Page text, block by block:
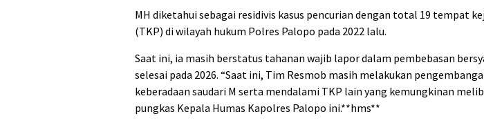
MH diketahui sebagai residivis kasus pencurian dengan total 19 tempat
(TKP) di wilayah hukum Polres Palopo pada 2022 lalu.
Saat ini, ia masih berstatus tahanan wajib lapor dalam pembebasan
selesai pada 2026. “Saat ini, Tim Resmob masih melakukan
keberadaan saudari M serta mendalami TKP lain yang kemungkinan
pungkas Kepala Humas Kapolres Palopo ini.**hms**